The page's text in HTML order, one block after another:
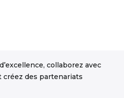
collaborez avec
créez des partenariats